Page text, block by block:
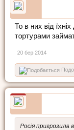
То в них від їхніх
тортурами
20 бер 2014
Росія пригрозила